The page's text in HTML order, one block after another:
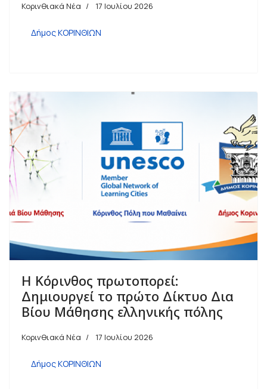
Κορινθιακά Νέα 17 Ιουλίου 2026
Δήμος ΚΟΡΙΝΘΙΩΝ
Η Κόρινθος πρωτοπορεί:
Δημιουργεί το πρώτο Δίκτυο Δια
Βίου Μάθησης ελληνικής πόλης
Κορινθιακά Νέα 17 Ιουλίου 2026
Δήμος ΚΟΡΙΝΘΙΩΝ